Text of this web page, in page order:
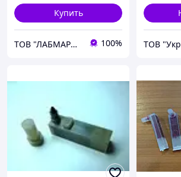
Купить
ТОВ "ЛАБМАРКЕТ" 100%